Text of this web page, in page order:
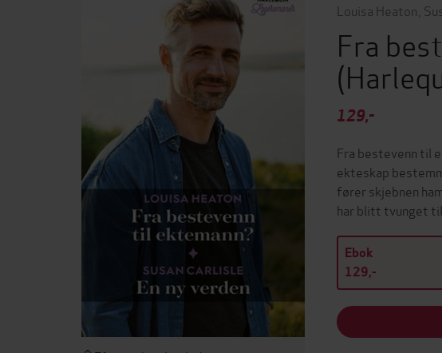
Louisa Heaton
Fra
129,-
Fra bestevenn til
ekteskap
fører skjebnen
har blitt tvunget til
Ebok
129,-